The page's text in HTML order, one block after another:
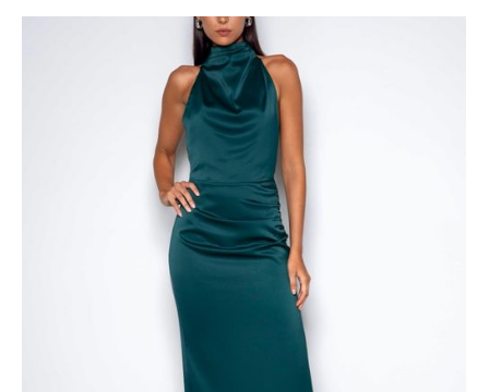
season is just around the corner and we are ready to
welcome him with open arms and even more open
wardrobes. This is the time when we express ourselves
through clothes, and fashionable dresses become a canvas
on which we paint our individuality. What can we expect in
this unique season? Get ready for an explosion of colors,
unique textures and bold patterns! Classic Elegance in Long
Dresses There is probably nothing more classic than a long,
elegant dress. This season is dominated by models with a
loose cut, with accents of binding at the waist, which add
lightness to the silhouette. The color palette includes deep
burgundy, bottle green and subdued shades of grey. A long